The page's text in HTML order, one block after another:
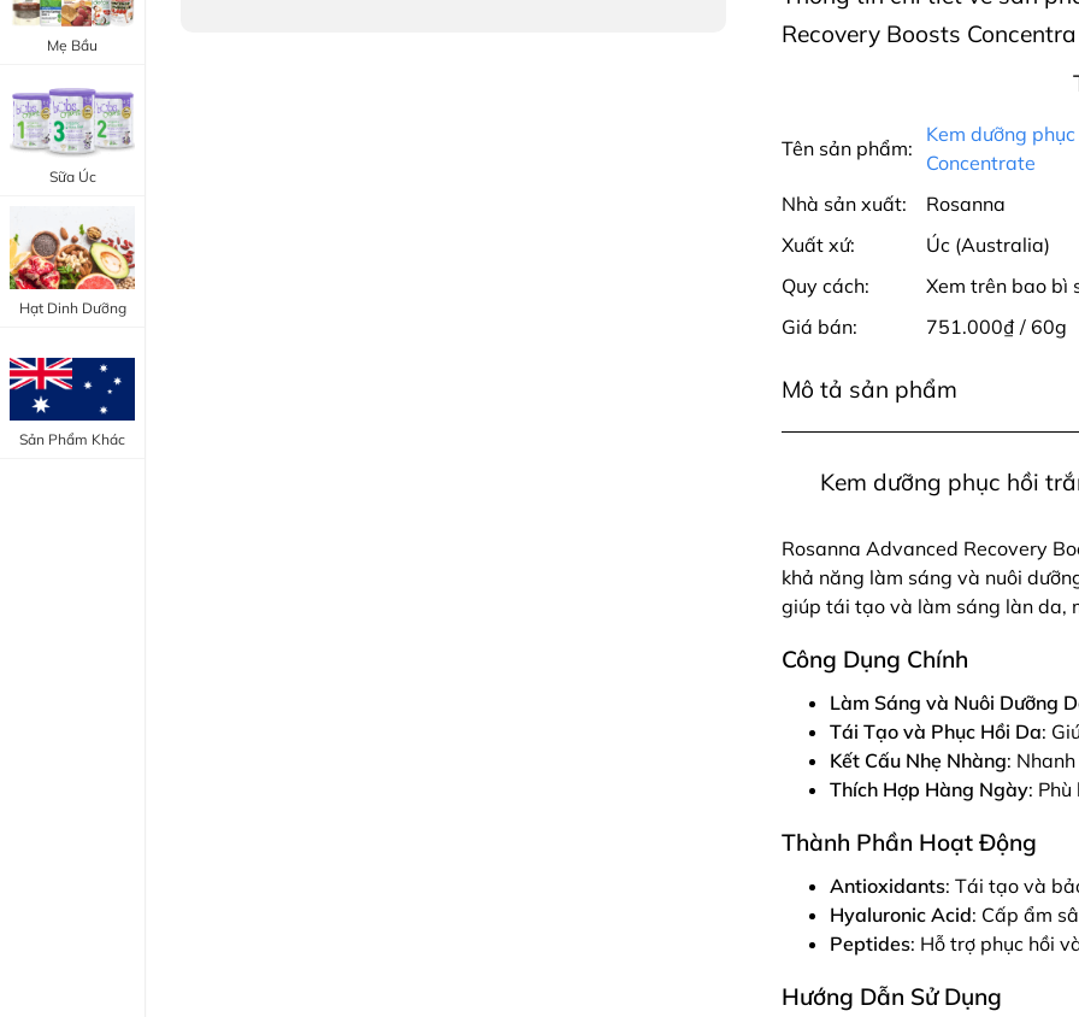
Mẹ Bầu
Sữa Úc
Hạt Dinh Dưỡng
Sản Phẩm Khác
Recovery Boosts
Tên sản phẩm:
Kem dưỡng
Concentrate
Nhà sản xuất:
Rosanna
Xuất xứ:
Úc (Australia)
Quy cách:
Xem trên bao bì
Giá bán:
751.000₫ / 60g
Mô tả sản phẩm
Kem dưỡng phục hồi
Rosanna Advanced Recovery
khả năng làm sáng và nuôi
giúp tái tạo và làm sáng làn da,
Công Dụng Chính
Làm Sáng và Nuôi Dưỡng
Tái Tạo và Phục Hồi Da:
Kết Cấu Nhẹ Nhàng:
Thích Hợp Hàng Ngày:
Thành Phần Hoạt Động
Antioxidants: Tái tạo và
Hyaluronic Acid: Cấp ẩm
Peptides: Hỗ trợ phục hồi
Hướng Dẫn Sử Dụng